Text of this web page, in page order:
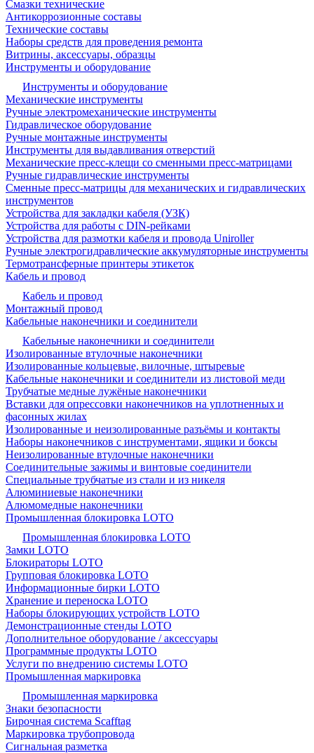
Смазки технические
Антикоррозионные составы
Технические составы
Наборы средств для проведения ремонта
Витрины, аксессуары, образцы
Инструменты и оборудование
Инструменты и оборудование
Механические инструменты
Ручные электромеханические инструменты
Гидравлическое оборудование
Ручные монтажные инструменты
Инструменты для выдавливания отверстий
Механические пресс-клещи со сменными пресс-матрицами
Ручные гидравлические инструменты
Сменные пресс-матрицы для механических и гидравлических
инструментов
Устройства для закладки кабеля (УЗК)
Устройства для работы с DIN-рейками
Устройства для размотки кабеля и провода Uniroller
Ручные электрогидравлические аккумуляторные инструменты
Термотрансферные принтеры этикеток
Кабель и провод
Кабель и провод
Монтажный провод
Кабельные наконечники и соединители
Кабельные наконечники и соединители
Изолированные втулочные наконечники
Изолированные кольцевые, вилочные, штыревые
Кабельные наконечники и соединители из листовой меди
Трубчатые медные лужёные наконечники
Вставки для опрессовки наконечников на уплотненных и
фасонных жилах
Изолированные и неизолированные разъёмы и контакты
Наборы наконечников с инструментами, ящики и боксы
Неизолированные втулочные наконечники
Соединительные зажимы и винтовые соединители
Специальные трубчатые из стали и из никеля
Алюминиевые наконечники
Алюмомедные наконечники
Промышленная блокировка LOTO
Промышленная блокировка LOTO
Замки LOTO
Блокираторы LOTO
Групповая блокировка LOTO
Информационные бирки LOTO
Хранение и переноска LOTO
Наборы блокирующих устройств LOTO
Демонстрационные стенды LOTO
Дополнительное оборудование / аксессуары
Программные продукты LOTO
Услуги по внедрению системы LOTO
Промышленная маркировка
Промышленная маркировка
Знаки безопасности
Бирочная система Scafftag
Маркировка трубопровода
Сигнальная разметка